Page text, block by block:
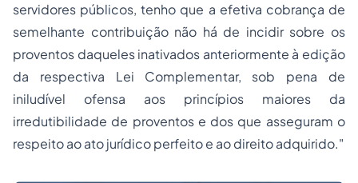
servidores públicos, tenho que a efetiva cobrança de
semelhante contribuição não há de incidir sobre os
proventos daqueles inativados anteriormente à edição
da respectiva Lei Complementar, sob pena de
iniludível ofensa aos princípios maiores da
irredutibilidade de proventos e dos que asseguram o
respeito ao ato jurídico perfeito e ao direito adquirido."